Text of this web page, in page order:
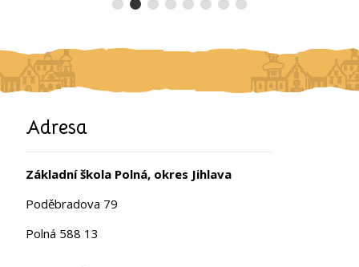
Adresa
Základní škola Polná, okres Jihlava
Poděbradova 79
Polná 588 13